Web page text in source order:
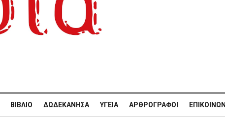
ΒΙΒΛΊΟ ΔΩΔΕΚΆΝΗΣΑ ΥΓΕΊΑ ΑΡΘΡΟΓΡΆΦΟΙ